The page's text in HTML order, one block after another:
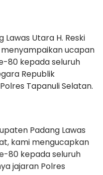
Utara H. Reski
menyampaikan ucapan
80 kepada seluruh
Republik
Tapanuli Selatan.
Padang Lawas
kami mengucapkan
80 kepada seluruh
jajaran Polres